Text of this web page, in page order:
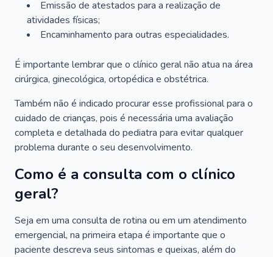
Emissão de atestados para a realização de
atividades físicas;
Encaminhamento para outras especialidades.
É importante lembrar que o clínico geral não atua na área
cirúrgica, ginecológica, ortopédica e obstétrica.
Também não é indicado procurar esse profissional para o
cuidado de crianças, pois é necessária uma avaliação
completa e detalhada do pediatra para evitar qualquer
problema durante o seu desenvolvimento.
Como é a consulta com o clínico
geral?
Seja em uma consulta de rotina ou em um atendimento
emergencial, na primeira etapa é importante que o
paciente descreva seus sintomas e queixas, além do